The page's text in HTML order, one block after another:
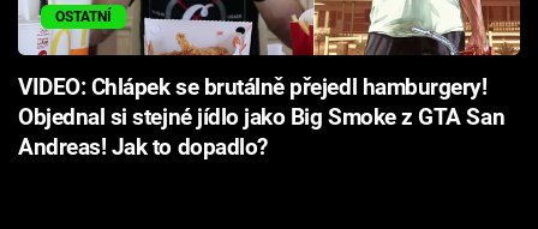
Sledujte nás
OSTATNÍ
VIDEO: Chlápek se brutálně přejedl hamburgery!
Objednal si stejné jídlo jako Big Smoke z GTA San
Andreas! Jak to dopadlo?